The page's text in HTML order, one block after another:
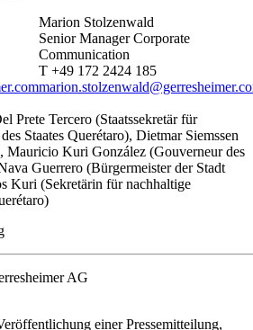
Marion Stolzenwald
Senior Manager Corporate
Communication
T +49 172 2424 185
Prete Tercero (Staatssekretär für
Staates Querétaro), Dietmar Siemssen
Mauricio Kuri González (Gouverneur des
Guerrero (Bürgermeister der Stadt
Kuri (Sekretärin für nachhaltige
AG
einer Pressemitteilung,